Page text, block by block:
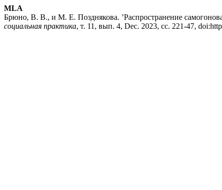
MLA
Брюно, В. В., и М. Е. Позднякова. ’Распространение
социальная практика, т. 11, вып. 4, Dec. 2023, сс. 221-47,